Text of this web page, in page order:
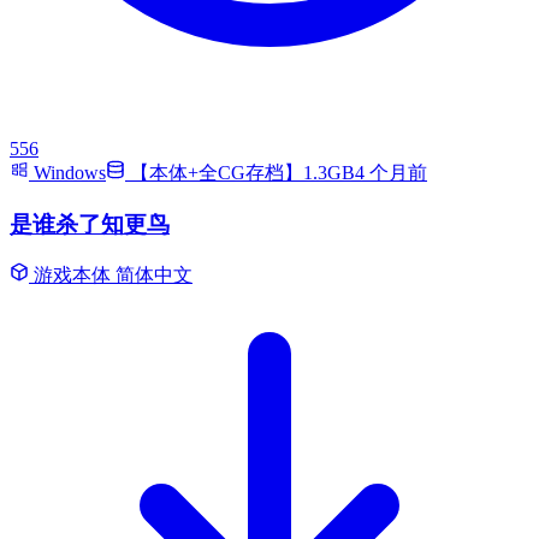
556
Windows
【本体+全CG存档】1.3GB4 个月前
是谁杀了知更鸟
游戏本体 简体中文